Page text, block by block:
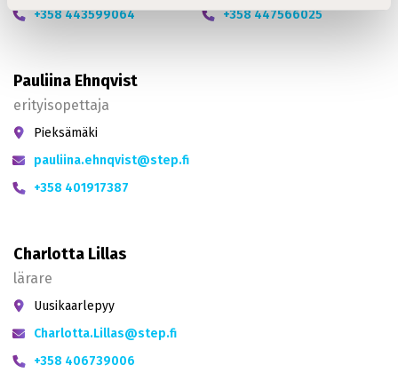
+358 443599064
+358 447566025
Pauliina Ehnqvist
erityisopettaja
Pieksämäki
pauliina.ehnqvist@step.fi
+358 401917387
Charlotta Lillas
lärare
Uusikaarlepyy
Charlotta.Lillas@step.fi
+358 406739006